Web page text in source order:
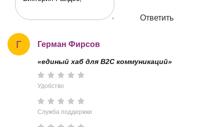
Ответить
Г Герман Фирсов
«единый хаб для B2C коммуникаций»
Удобство
Служба поддержки